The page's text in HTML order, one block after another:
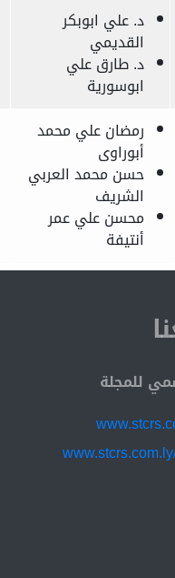
د. علي ابوبكر
القديمي
د. طارق علي
ابوسورية
رمضان علي محمد
أبوراوى
حسن محمد العربي
الشريف
محسن علي عمر
أنتيفة
للمجلة